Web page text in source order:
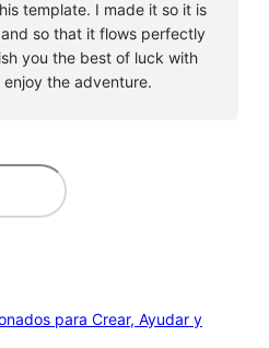
template. I made it so it is
so that it flows perfectly
you the best of luck with
the adventure.
para Crear, Ayudar y